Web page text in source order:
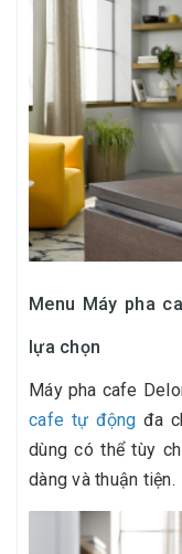
Menu Máy pha
lựa chọn
Máy pha cafe
cafe tự động đa
dùng có thể tùy
dàng và thuận tiện.